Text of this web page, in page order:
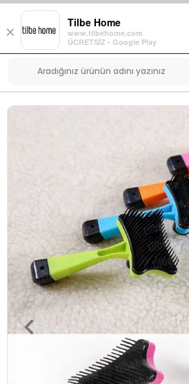
×
Tilbe Home
www.tilbehome.com
ÜCRETSİZ - Google Play
Menü